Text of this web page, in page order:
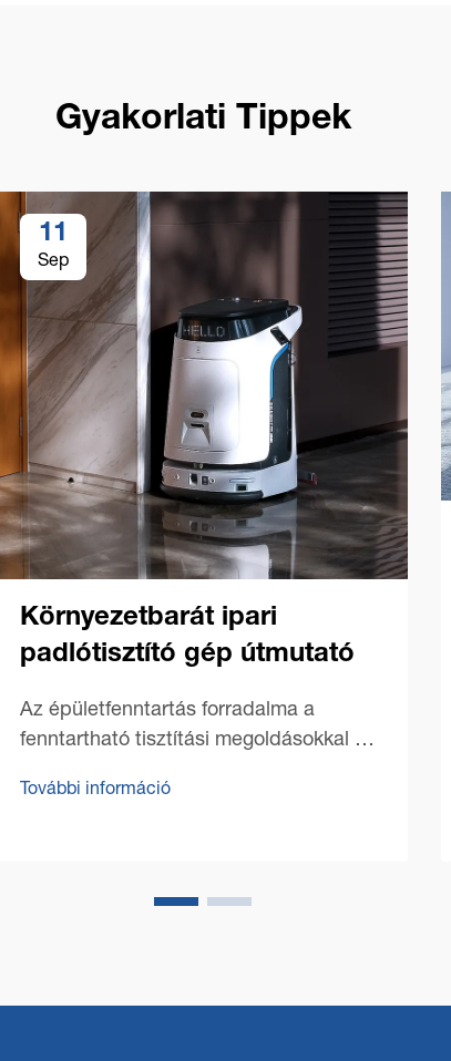
Gyakorlati Tippek
11
Sep
Környezetbarát ipari
padlótisztító gép útmutató
Az épületfenntartás forradalma a
fenntartható tisztítási megoldásokkal Az
területe jelentős átalakuláson ment
További információ